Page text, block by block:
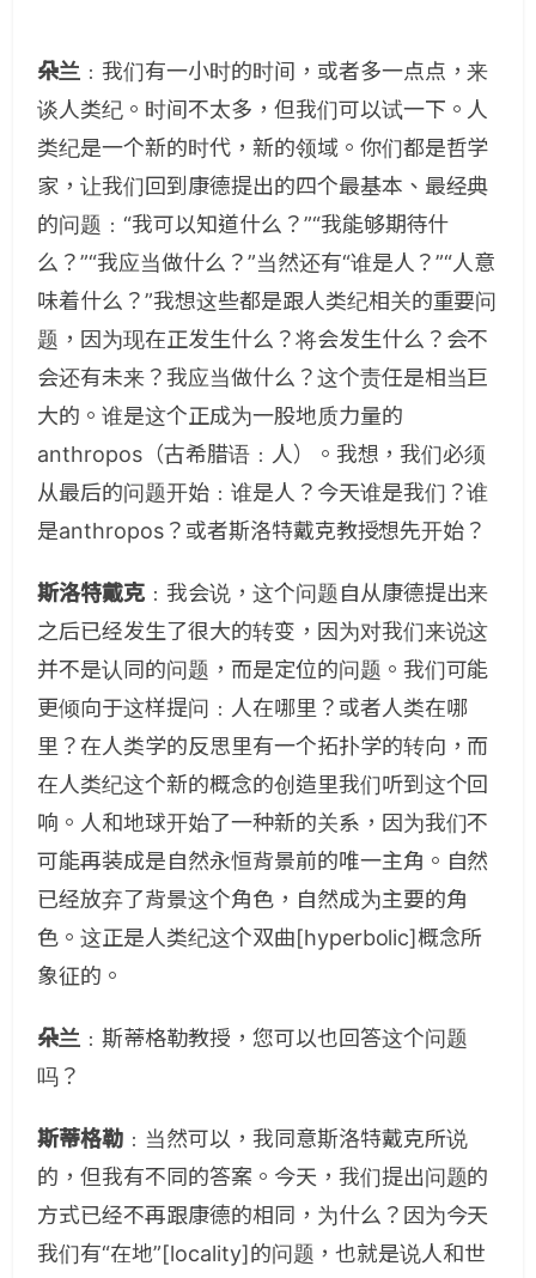
朵兰 ﹕我们有一小时的时间，或者多一点点，来
谈人类纪。时间不太多，但我们可以试一下。人
类纪是一个新的时代，新的领域。你们都是哲学
家，让我们回到康德提出的四个最基本、最经典
的问题﹕“我可以知道什么？”“我能够期待什
么？”“我应当做什么？”当然还有“谁是人？”“人意
味着什么？”我想这些都是跟人类纪相关的重要问
题，因为现在正发生什么？将会发生什么？会不
会还有未来？我应当做什么？这个责任是相当巨
大的。谁是这个正成为一股地质力量的
anthropos（古希腊语﹕人）。我想，我们必须
从最后的问题开始﹕谁是人？今天谁是我们？谁
是anthropos？或者斯洛特戴克教授想先开始？
斯洛特戴克 ﹕我会说，这个问题自从康德提出来
之后已经发生了很大的转变，因为对我们来说这
并不是认同的问题，而是定位的问题。我们可能
更倾向于这样提问﹕人在哪里？或者人类在哪
里？在人类学的反思里有一个拓扑学的转向，而
在人类纪这个新的概念的创造里我们听到这个回
响。人和地球开始了一种新的关系，因为我们不
可能再装成是自然永恒背景前的唯一主角。自然
已经放弃了背景这个角色，自然成为主要的角
色。这正是人类纪这个双曲[hyperbolic]概念所
象征的。
朵兰 ﹕斯蒂格勒教授，您可以也回答这个问题
吗？
斯蒂格勒 ﹕当然可以，我同意斯洛特戴克所说
的，但我有不同的答案。今天，我们提出问题的
方式已经不再跟康德的相同，为什么？因为今天
我们有“在地”[locality]的问题，也就是说人和世